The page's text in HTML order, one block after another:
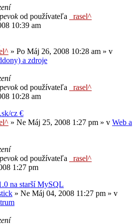
od používateľa
_rasel^
10:39 am
» Po Máj 26, 2008 10:28 am » v
a zdroje
od používateľa
_rasel^
10:28 am
cz €
» Ne Máj 25, 2008 1:27 pm » v Web a
od používateľa
_rasel^
1:27 pm
na starší MySQL
» Ne Máj 04, 2008 11:27 pm » v